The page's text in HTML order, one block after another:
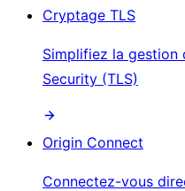
Cryptage TLS
Simplifiez la
Security (TLS)
Origin Connect
Connectez-vous